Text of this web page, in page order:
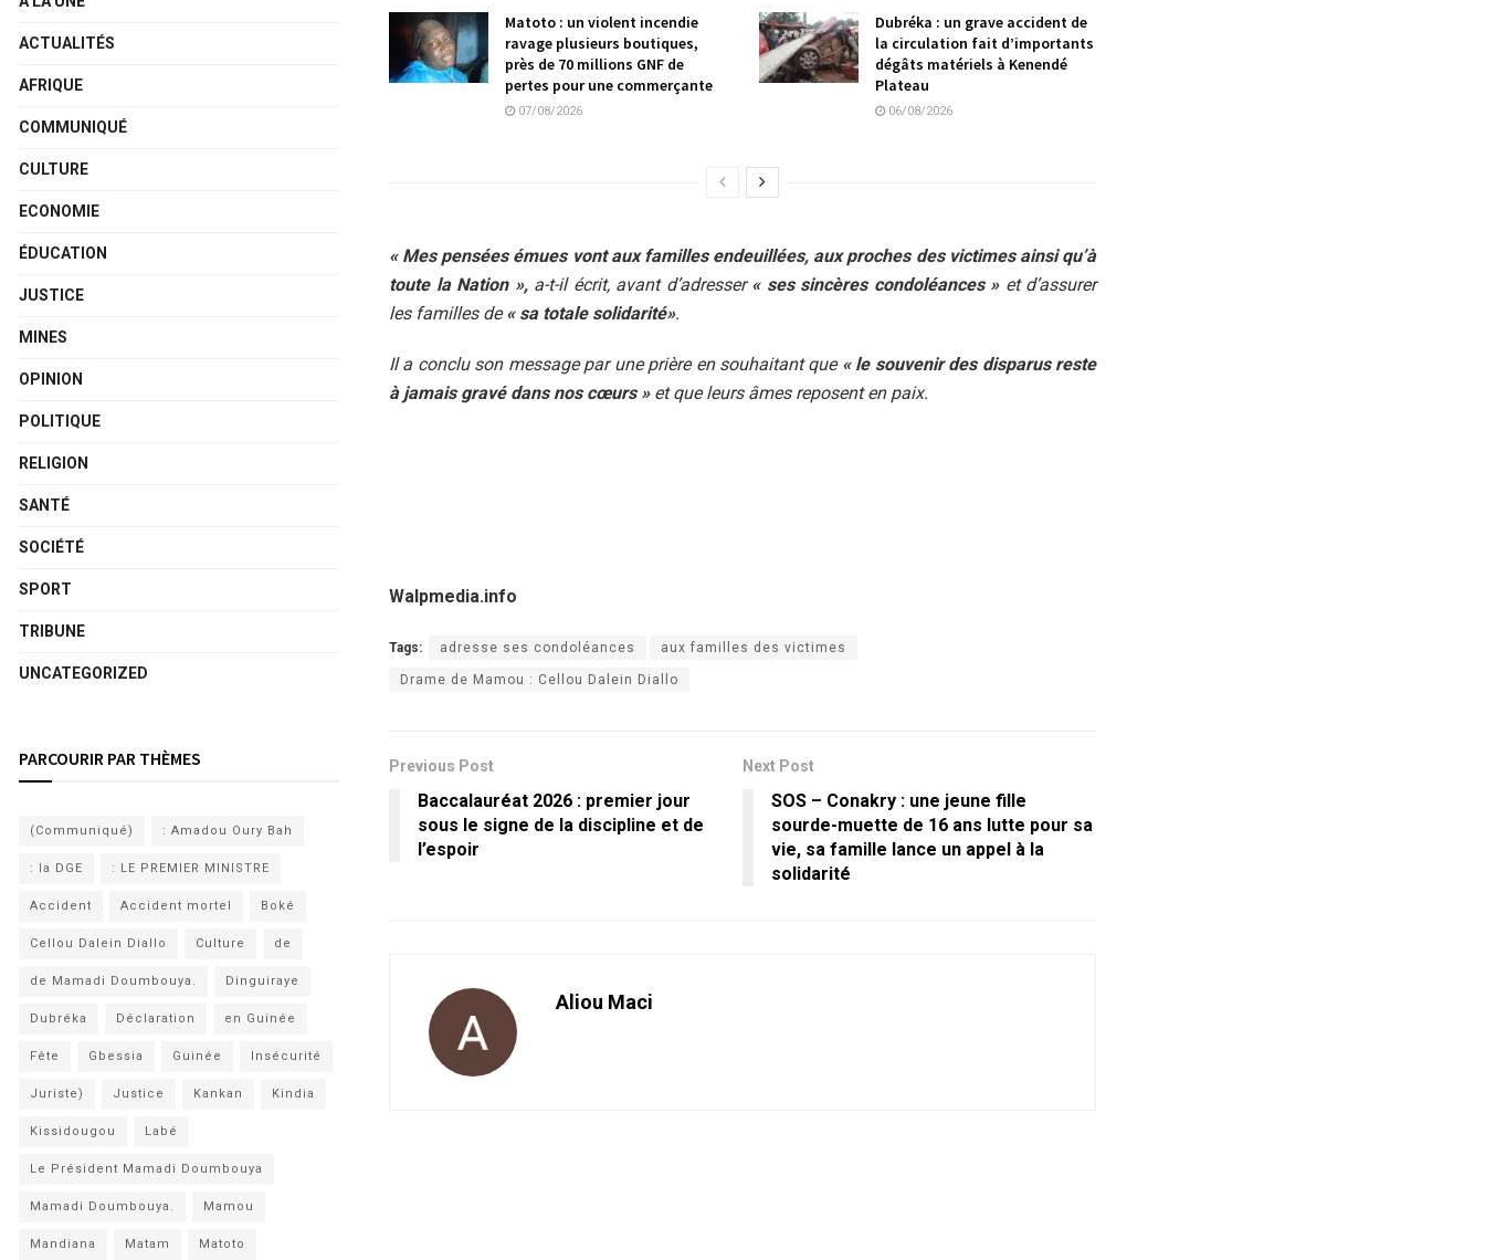
Matoto : un violent incendie
ravage plusieurs boutiques,
près de 70 millions GNF de
pertes pour une commerçante
07/08/2026
Dubréka : un grave accident de
la circulation fait d’importants
dégâts matériels à Kenendé
Plateau
06/08/2026
« Mes pensées émues vont aux familles endeuillées, aux proches des victimes ainsi qu’à
toute la Nation »,a-t-il écrit, avant d’adresser« ses sincères condoléances »et d’assurer
les familles de« sa totale solidarité».
Il a conclu son message par une prière en souhaitant que « le souvenir des disparus reste
à jamais gravé dans nos cœurs »et que leurs âmes reposent en paix.
Walpmedia.info
Tags: adresse ses condoléances aux familles des victimes
Drame de Mamou : Cellou Dalein Diallo
Previous Post
Baccalauréat 2026 : premier jour
sous le signe de la discipline et de
l’espoir
Next Post
SOS – Conakry : une jeune fille
sourde-muette de 16 ans lutte pour sa
vie, sa famille lance un appel à la
solidarité
Aliou Maci
ACTUALITÉS
AFRIQUE
COMMUNIQUÉ
CULTURE
ECONOMIE
ÉDUCATION
JUSTICE
MINES
OPINION
POLITIQUE
RELIGION
SANTÉ
SOCIÉTÉ
SPORT
TRIBUNE
UNCATEGORIZED
PARCOURIR PAR THÈMES
(Communiqué) : Amadou Oury Bah
: la DGE : LE PREMIER MINISTRE
Accident Accident mortel Boké
Cellou Dalein Diallo Culture de
de Mamadi Doumbouya. Dinguiraye
Dubréka Déclaration en Guinée
Fête Gbessia Guinée Insécurité
Juriste) Justice Kankan Kindia
Kissidougou Labé
Le Président Mamadi Doumbouya
Mamadi Doumbouya. Mamou
Mandiana Matam Matoto